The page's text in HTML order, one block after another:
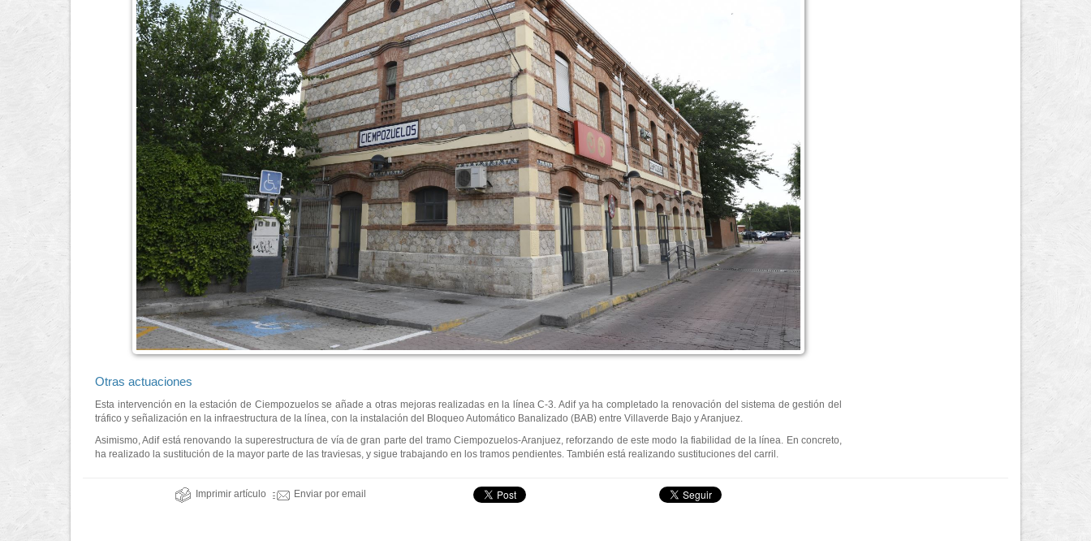
Otras actuaciones
Esta intervención en la estación de Ciempozuelos se añade a otras mejoras realizadas en la línea C-3. Adif ya ha completado la renovación del sistema de gestión del
tráfico y señalización en la infraestructura de la línea, con la instalación del Bloqueo Automático Banalizado (BAB) entre Villaverde Bajo y Aranjuez.
Asimismo, Adif está renovando la superestructura de vía de gran parte del tramo Ciempozuelos-Aranjuez, reforzando de este modo la fiabilidad de la línea. En concreto,
ha realizado la sustitución de la mayor parte de las traviesas, y sigue trabajando en los tramos pendientes. También está realizando sustituciones del carril.
Imprimir artículo Enviar por email